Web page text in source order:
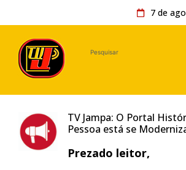
7 de
TV Jampa: O Portal
Pessoa está se
Prezado leitor,